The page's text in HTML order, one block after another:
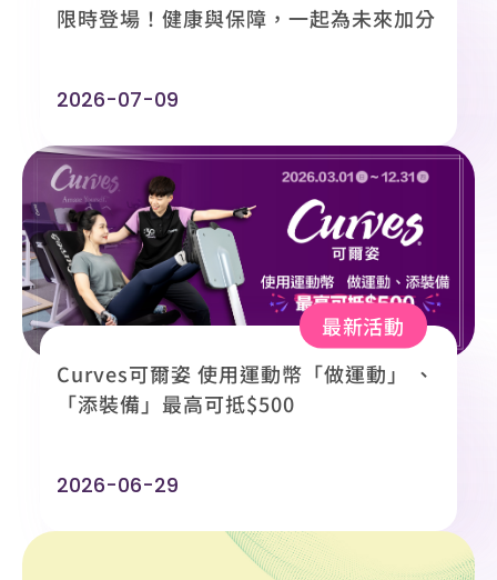
限時登場！健康與保障，一起為未來加分
2026-07-09
最新活動
Curves可爾姿 使用運動幣「做運動」 、
「添裝備」最高可抵$500
2026-06-29